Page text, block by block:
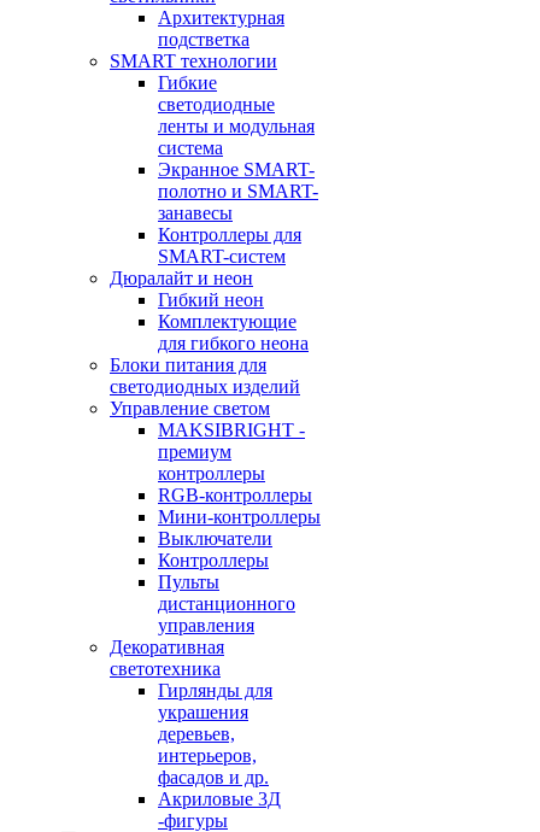
Архитектурная
подстветка
SMART технологии
Гибкие
светодиодные
ленты и модульная
система
Экранное SMART-
полотно и SMART-
занавесы
Контроллеры для
SMART-систем
Дюралайт и неон
Гибкий неон
Комплектующие
для гибкого неона
Блоки питания для
светодиодных изделий
Управление светом
MAKSIBRIGHT -
премиум
контроллеры
RGB-контроллеры
Мини-контроллеры
Выключатели
Контроллеры
Пульты
дистанционного
управления
Декоративная
светотехника
Гирлянды для
украшения
деревьев,
интерьеров,
фасадов и др.
Акриловые 3Д
-фигуры